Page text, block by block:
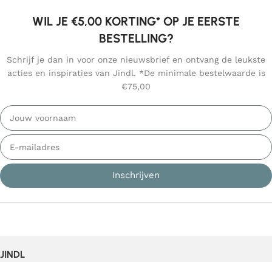
WIL JE €5,00 KORTING* OP JE EERSTE
BESTELLING?
Schrijf je dan in voor onze nieuwsbrief en ontvang de leukste
acties en inspiraties van Jindl. *De minimale bestelwaarde is
€75,00
Inschrijven
JINDL